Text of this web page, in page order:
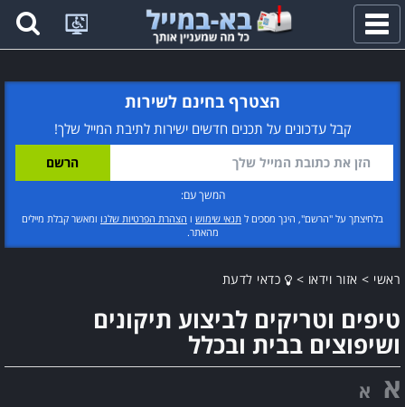
פתח
תפריט
הצטרף בחינם לשירות
קבל עדכונים על תכנים חדשים ישירות לתיבת המייל שלך!
המשך עם:
בלחיצתך על "הרשם", הינך מסכים ל תנאי שימוש ו הצהרת הפרטיות שלנו ומאשר קבלת מיילים
מהאתר.
ראשי > אזור וידאו > כדאי לדעת
טיפים וטריקים לביצוע תיקונים
ושיפוצים בבית ובכלל
א א